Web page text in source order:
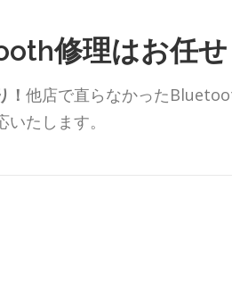
修理はお任せ
！ 他店で直らなかった
たします。